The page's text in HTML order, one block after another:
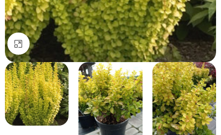
Натисніть, щоб збільшити